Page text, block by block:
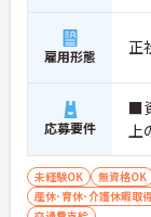
雇用形態 正
応募要件
■
上
未経験OK 無資格OK
産休･育休･介護休暇取